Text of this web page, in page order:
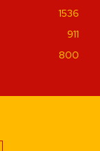
1536
911
800